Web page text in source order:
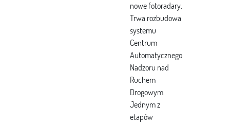
nowe fotoradary.
Trwa rozbudowa
systemu
Centrum
Automatycznego
Nadzoru nad
Ruchem
Drogowym.
Jednym z
etapów